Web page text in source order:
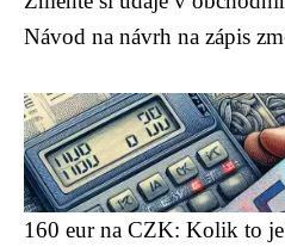
Návod na návrh na zápis
160 eur na CZK: Kolik to